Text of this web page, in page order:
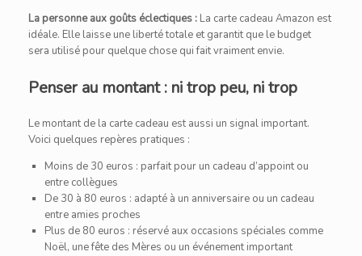
La personne aux goûts éclectiques : La carte cadeau Amazon est
idéale. Elle laisse une liberté totale et garantit que le budget
sera utilisé pour quelque chose qui fait vraiment envie.
Penser au montant : ni trop peu, ni trop
Le montant de la carte cadeau est aussi un signal important.
Voici quelques repères pratiques :
Moins de 30 euros : parfait pour un cadeau d’appoint ou
entre collègues
De 30 à 80 euros : adapté à un anniversaire ou un cadeau
entre amies proches
Plus de 80 euros : réservé aux occasions spéciales comme
Noël, une fête des Mères ou un événement important